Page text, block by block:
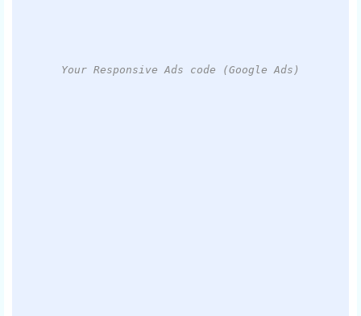
Your Responsive Ads code (Google Ads)